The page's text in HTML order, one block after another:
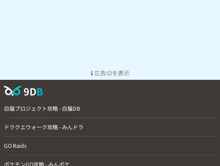
広告IDを表示
9DB
白猫プロジェクト攻略 - 白猫DB
ドラクエウォーク攻略 - みんドラ
GO Raids
ポケモンGO攻略 - みんポケ